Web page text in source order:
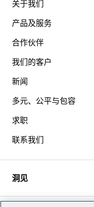
关于我们
产品及服务
合作伙伴
我们的客户
新闻
多元、公平与包容
求职
联系我们
洞见